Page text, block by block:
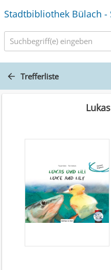
Stadtbibliothek Bülach -
Suchbegriff(e) eingeben
Trefferliste